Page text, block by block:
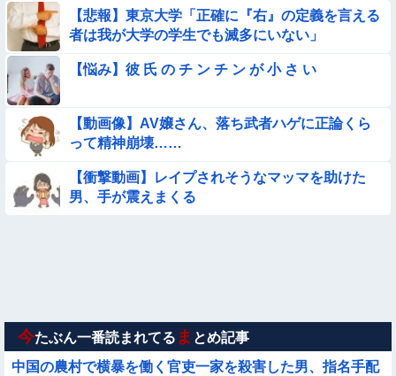
【画像】115年前に作られた『幻の28府県案』が意外といいか
も →
【参考画像】脱がしたら『残念オッパイ』を褒める時の模範解
答
【動画】南米系のデカパイぽっちゃり女さん、配信がヱ口すぎ
ｗｗｗｗｗｗｗ
【朗報】メンヘラ女の子、可愛すぎると話題にｗｗｗｗｗｗｗ
ｗｗｗｗ
【悲報】東京大学「正確に『右』の定義を言える
者は我が大学の学生でも滅多にいない」
【悩み】彼 氏 の チ ン チ ン が 小 さ い
【動画像】AV嬢さん、落ち武者ハゲに正論くら
って精神崩壊……
【衝撃動画】レイプされそうなマッマを助けた
男、手が震えまくる
今たぶん一番読まれてる ま とめ記事
中国の農村で横暴を働く官吏一家を殺害した男、指名手配